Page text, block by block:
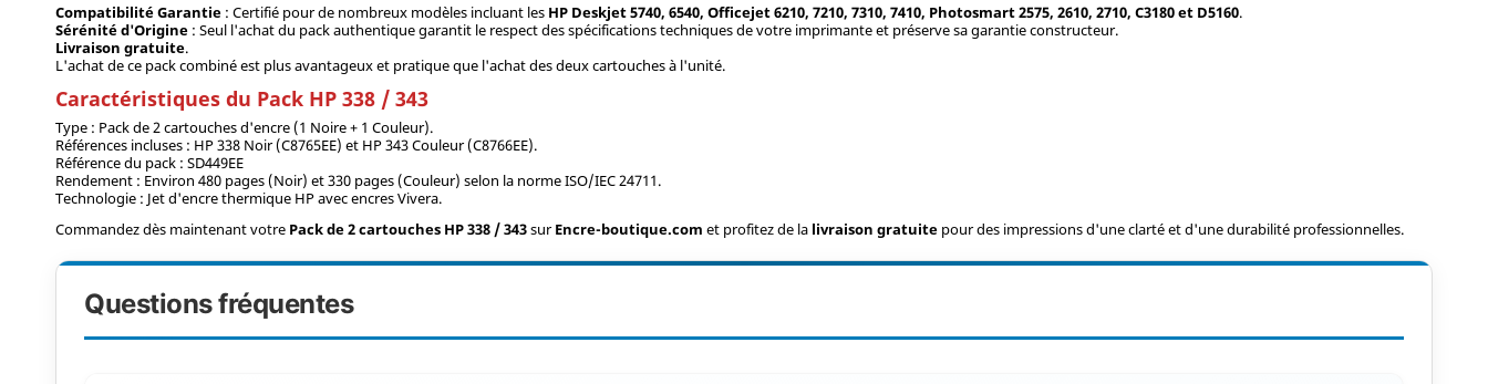
Compatibilité Garantie : Certifié pour de nombreux modèles incluant les HP Deskjet 5740, 6540, Officejet 6210, 7210, 7310, 7410, Photosmart 2575, 2610, 2710, C3180 et D5160.
Sérénité d'Origine : Seul l'achat du pack authentique garantit le respect des spécifications techniques de votre imprimante et préserve sa garantie constructeur.
Livraison gratuite.
L'achat de ce pack combiné est plus avantageux et pratique que l'achat des deux cartouches à l'unité.
Caractéristiques du Pack HP 338 / 343
Type : Pack de 2 cartouches d'encre (1 Noire + 1 Couleur).
Références incluses : HP 338 Noir (C8765EE) et HP 343 Couleur (C8766EE).
Référence du pack : SD449EE
Rendement : Environ 480 pages (Noir) et 330 pages (Couleur) selon la norme ISO/IEC 24711.
Technologie : Jet d'encre thermique HP avec encres Vivera.
Commandez dès maintenant votre Pack de 2 cartouches HP 338 / 343surEncre-boutique.com et profitez de la livraison gratuite pour des impressions d'une clarté et d'une durabilité professionnelles.
Questions fréquentes